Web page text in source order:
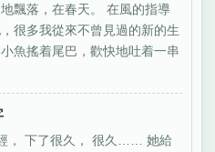
飄落，在春天。 在風的指導
很多我從來不曾見過的新的生
魚搖着尾巴，歡快地吐着一串
， 下了很久， 很久…… 她給